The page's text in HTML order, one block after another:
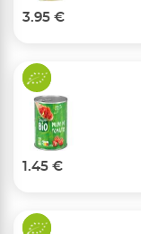
3.95 €
1.45 €